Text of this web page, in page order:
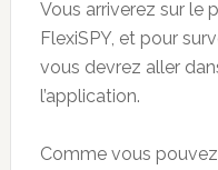
Vous arriverez sur le
FlexiSPY, et pour
vous devrez aller
l’application.
Comme vous